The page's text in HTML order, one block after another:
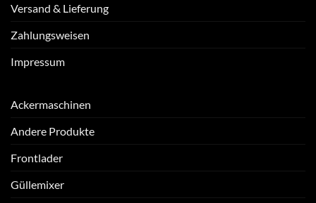
Versand & Lieferung
Zahlungsweisen
Impressum
Ackermaschinen
Andere Produkte
Frontlader
Güllemixer